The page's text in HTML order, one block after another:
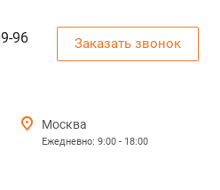
96 Заказать звонок
Москва
Ежедневно: 9:00 - 18:00